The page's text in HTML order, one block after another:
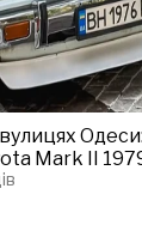
Одеси:
Mark II